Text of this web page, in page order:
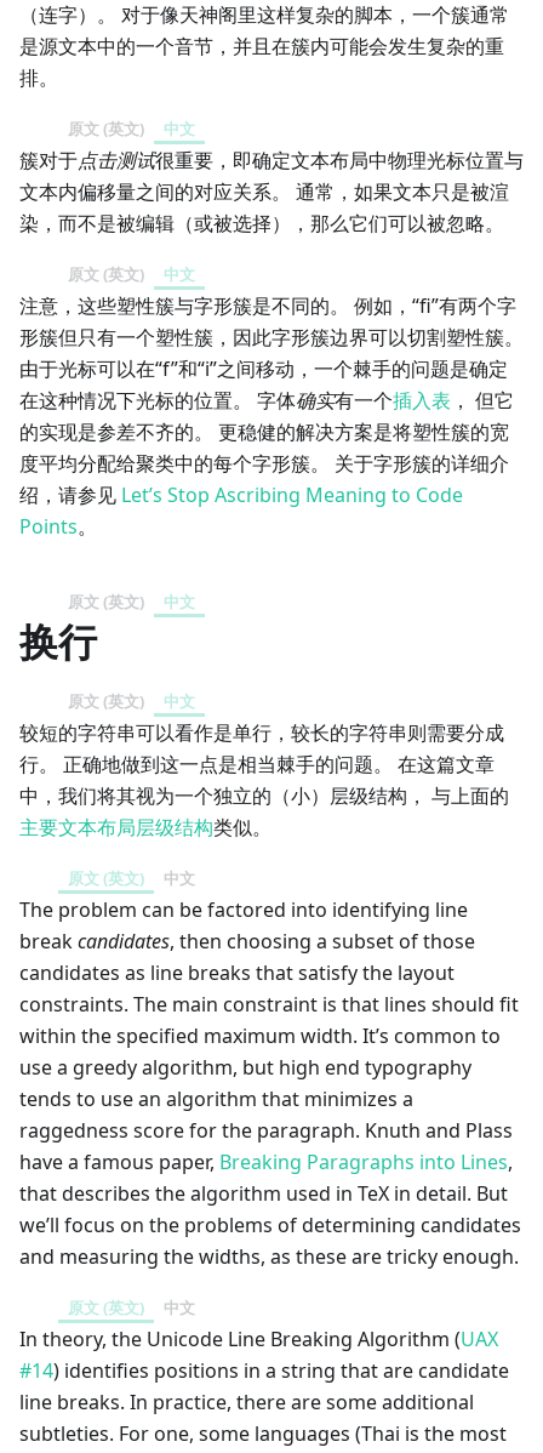
（连字）。 对于像天神阁里这样复杂的脚本，一个簇通常
是源文本中的一个音节，并且在簇内可能会发生复杂的重
排。
原文 (英文) 中文
簇对于点击测试很重要，即确定文本布局中物理光标位置与
文本内偏移量之间的对应关系。 通常，如果文本只是被渲
染，而不是被编辑（或被选择），那么它们可以被忽略。
原文 (英文) 中文
注意，这些塑性簇与字形簇是不同的。 例如，“fi”有两个字
形簇但只有一个塑性簇，因此字形簇边界可以切割塑性簇。
由于光标可以在“f”和“i”之间移动，一个棘手的问题是确定
在这种情况下光标的位置。 字体确实有一个插入表 ， 但它
的实现是参差不齐的。 更稳健的解决方案是将塑性簇的宽
度平均分配给聚类中的每个字形簇。 关于字形簇的详细介
绍，请参见 Let’s Stop Ascribing Meaning to Code
Points。
原文 (英文) 中文
换行
原文 (英文) 中文
较短的字符串可以看作是单行，较长的字符串则需要分成
行。 正确地做到这一点是相当棘手的问题。 在这篇文章
中，我们将其视为一个独立的（小）层级结构， 与上面的
主要文本布局层级结构类似。
原文 (英文) 中文
The problem can be factored into identifying line
breakcandidates, then choosing a subset of those
candidates as line breaks that satisfy the layout
constraints. The main constraint is that lines should fit
within the specified maximum width. It’s common to
use a greedy algorithm, but high end typography
tends to use an algorithm that minimizes a
raggedness score for the paragraph. Knuth and Plass
have a famous paper, Breaking Paragraphs into Lines,
that describes the algorithm used in TeX in detail. But
we’ll focus on the problems of determining candidates
and measuring the widths, as these are tricky enough.
原文 (英文) 中文
In theory, the Unicode Line Breaking Algorithm (UAX
#14) identifies positions in a string that are candidate
line breaks. In practice, there are some additional
subtleties. For one, some languages (Thai is the most